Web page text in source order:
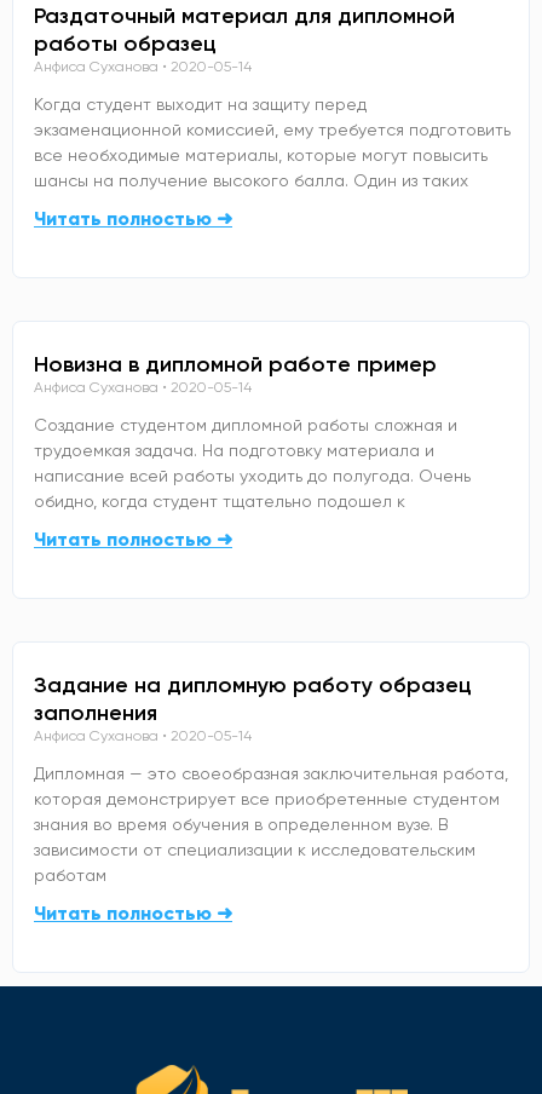
Раздаточный материал для дипломной
работы образец
Анфиса Суханова 2020-05-14
Когда студент выходит на защиту перед
экзаменационной комиссией, ему требуется подготовить
все необходимые материалы, которые могут повысить
шансы на получение высокого балла. Один из таких
Читать полностью ➜
Новизна в дипломной работе пример
Анфиса Суханова 2020-05-14
Создание студентом дипломной работы сложная и
трудоемкая задача. На подготовку материала и
написание всей работы уходить до полугода. Очень
обидно, когда студент тщательно подошел к
Читать полностью ➜
Задание на дипломную работу образец
заполнения
Анфиса Суханова 2020-05-14
Дипломная — это своеобразная заключительная работа,
которая демонстрирует все приобретенные студентом
знания во время обучения в определенном вузе. В
зависимости от специализации к исследовательским
работам
Читать полностью ➜